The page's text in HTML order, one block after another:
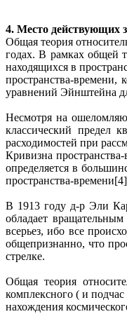
4. Место действующих
Общая теория
годах. В рамках общей
находящихся в
пространства-времени,
уравнений Эйнштейна
Несмотря на
классический предел
расходимостей при
Кривизна
определяется в
пространства-времени[4]
В 1913 году д-р Эли
обладает
всерьез, ибо все
общепризнанно, что
стрелке.
Общая теория
комплексного ( и подчас
нахождения